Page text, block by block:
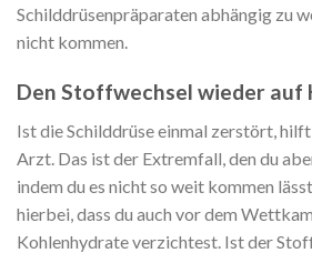
Schilddrüsenpräparaten abhängig zu
nicht kommen.
Den Stoffwechsel wieder auf
Ist die Schilddrüse einmal zerstört,
Arzt. Das ist der Extremfall, den du
indem du es nicht so weit kommen
hierbei, dass du auch vor dem
Kohlenhydrate verzichtest. Ist der